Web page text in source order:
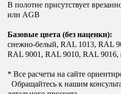
В полотне присутствует
или AGB
Базовые цвета (без наценки):
снежно-белый, RAL 1013, RAL
RAL 9001, RAL 9010, RAL 9016,
* Все расчеты на сайте
Обращайтесь к нашим